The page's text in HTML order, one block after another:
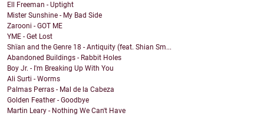
Ell Freeman - Uptight
Mister Sunshine - My Bad Side
Zarooni - GOT ME
YME - Get Lost
Shïan and the Genre 18 - Antiquity (feat. Shian Sm...
Abandoned Buildings - Rabbit Holes
Boy Jr. - I'm Breaking Up With You
Ali Surti - Worms
Palmas Perras - Mal de la Cabeza
Golden Feather - Goodbye
Martin Leary - Nothing We Can't Have